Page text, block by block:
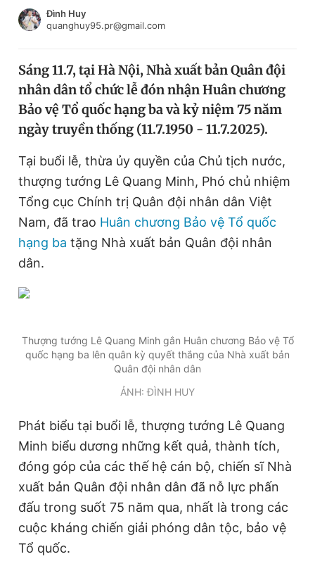
Tin thị trường Tin 360
Video Magazine
Sản phẩm khác
Tiện ích Bạn cần biết
Thông tin tòa soạn Liên hệ quảng cáo
Đọc Thanh Niên trên điện thoại
0906 645 777 0908 780 404
Đặt báo Quảng cáo RSS Tòa soạn Chính sách bảo
Tổng biên tập: Nguyễn Ngọc Toàn
Phó tổng biên tập thường trực: Hải Thành
Phó tổng biên tập: Lâm Hiếu Dũng
Phó tổng biên tập: Trần Việt Hưng
Tổng thư ký tòa soạn: Đức Trung
Đăng xuất
Đình Huy
quanghuy95.pr@gmail.com
Sáng 11.7, tại Hà Nội, Nhà xuất bản Quân đội
nhân dân tổ chức lễ đón nhận Huân chương
Bảo vệ Tổ quốc hạng ba và kỷ niệm 75 năm
ngày truyền thống (11.7.1950 - 11.7.2025).
Tại buổi lễ, thừa ủy quyền của Chủ tịch nước,
thượng tướng Lê Quang Minh, Phó chủ nhiệm
Tổng cục Chính trị Quân đội nhân dân Việt
Nam, đã trao Huân chương Bảo vệ Tổ quốc
hạng ba tặng Nhà xuất bản Quân đội nhân
dân.
Thượng tướng Lê Quang Minh gắn Huân chương Bảo vệ Tổ
quốc hạng ba lên quân kỳ quyết thắng của Nhà xuất bản
Quân đội nhân dân
ẢNH: ĐÌNH HUY
Phát biểu tại buổi lễ, thượng tướng Lê Quang
Minh biểu dương những kết quả, thành tích,
đóng góp của các thế hệ cán bộ, chiến sĩ Nhà
xuất bản Quân đội nhân dân đã nỗ lực phấn
đấu trong suốt 75 năm qua, nhất là trong các
cuộc kháng chiến giải phóng dân tộc, bảo vệ
Tổ quốc.